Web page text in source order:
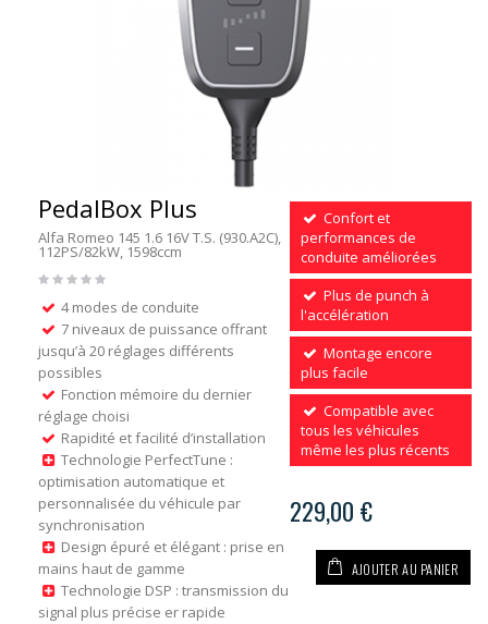
PedalBox Plus
Alfa Romeo 145 1.6 16V T.S. (930.A2C),
112PS/82kW, 1598ccm
4 modes de conduite
7 niveaux de puissance offrant
jusqu’à 20 réglages différents
possibles
Fonction mémoire du dernier
réglage choisi
Rapidité et facilité d’installation
Technologie PerfectTune :
optimisation automatique et
personnalisée du véhicule par
synchronisation
Design épuré et élégant : prise en
mains haut de gamme
Technologie DSP : transmission du
signal plus précise er rapide
Confort et
performances de
conduite améliorées
Plus de punch à
l'accélération
Montage encore
plus facile
Compatible avec
tous les véhicules
même les plus récents
229,00 €
AJOUTER AU PANIER